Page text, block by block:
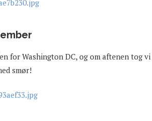
for Washington DC, og om aftenen tog vi
smør!